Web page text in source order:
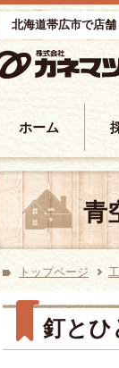
北海道帯広市で店
コンテンツへ移動
ホーム
青
トップページ
釘とひ